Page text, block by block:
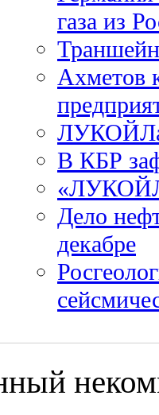
газа из
Ахметов
ЛУКОЙЛа
В КБР
Дело
декабре